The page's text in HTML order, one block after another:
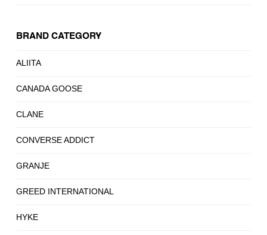
BRAND CATEGORY
ALIITA
CANADA GOOSE
CLANE
CONVERSE ADDICT
GRANJE
GREED INTERNATIONAL
HYKE